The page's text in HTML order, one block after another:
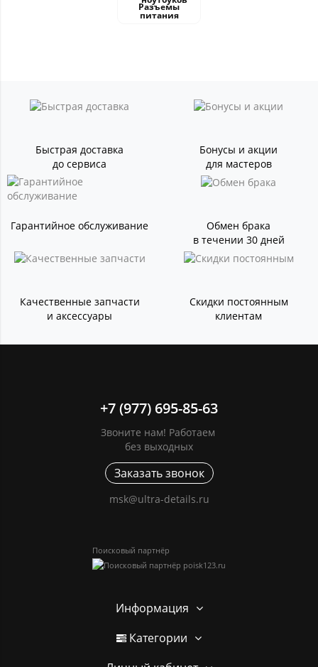
Разъемы
питания
Быстрая доставка
до сервиса
Бонусы и акции
для мастеров
Гарантийное обслуживание
Обмен брака
в течении 30 дней
Качественные запчасти
и аксессуары
Скидки постоянным
клиентам
+7 (977) 695-85-63
Звоните нам! Работаем
без выходных
Заказать звонок
msk@ultra-details.ru
Поисковый партнёр
Информация
Категории